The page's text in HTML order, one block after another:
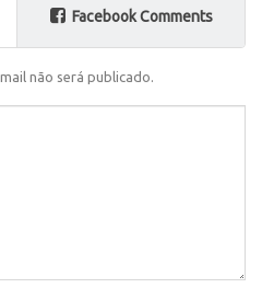
Facebook Comments
não será publicado.